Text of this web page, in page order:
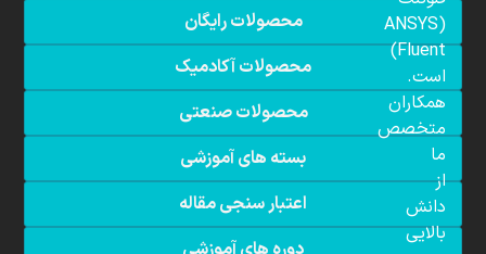
محصولات رایگان
محصولات آکادمیک
محصولات صنعتی
بسته های آموزشی
اعتبار سنجی مقاله
(ANSYS
Fluent)
است.
همکاران
متخصص
ما
از
دانش
بالایی